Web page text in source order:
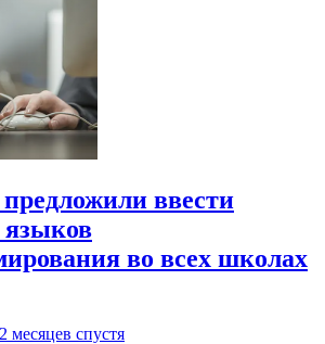
ввести
языков
во всех школах
месяцев спустя